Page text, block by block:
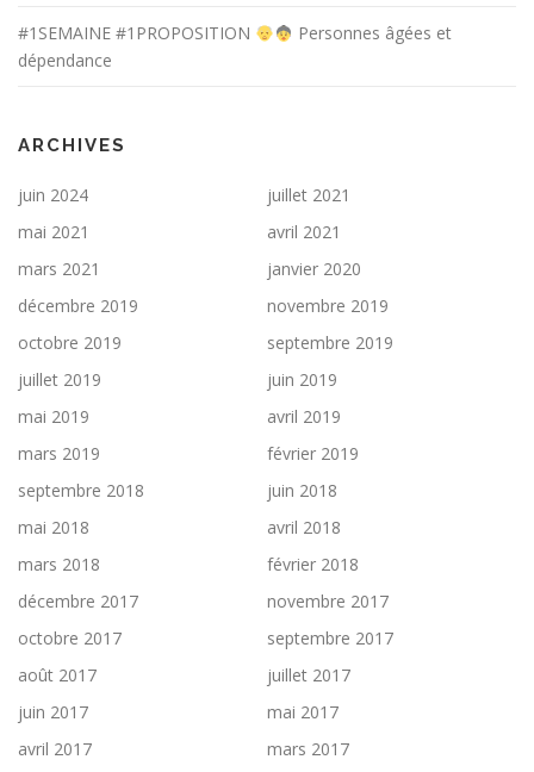
#1SEMAINE #1PROPOSITION
Personnes âgées et
dépendance
ARCHIVES
juin 2024
juillet 2021
mai 2021
avril 2021
mars 2021
janvier 2020
décembre 2019
novembre 2019
octobre 2019
septembre 2019
juillet 2019
juin 2019
mai 2019
avril 2019
mars 2019
février 2019
septembre 2018
juin 2018
mai 2018
avril 2018
mars 2018
février 2018
décembre 2017
novembre 2017
octobre 2017
septembre 2017
août 2017
juillet 2017
juin 2017
mai 2017
avril 2017
mars 2017